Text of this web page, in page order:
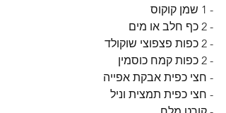
- 1 שמן קוקוס
- 2 כף חלב או מים
- 2 כפות פצפוצי שוקולד
- 2 כפות קמח כוסמין
- חצי כפית אבקת אפייה
- חצי כפית תמצית וניל